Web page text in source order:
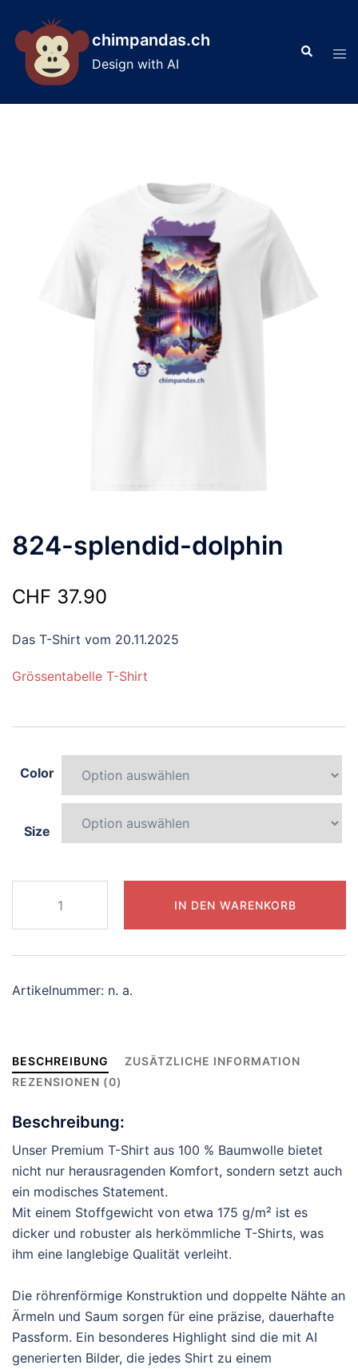
content
chimpandas.ch
Design with AI
Search
824-splendid-dolphin
CHF 37.90
Das T-Shirt vom 20.11.2025
Grössentabelle T-Shirt
Color
Size
splendid-
dolphin
Menge
IN DEN WARENKORB
Artikelnummer: n. a.
BESCHREIBUNG
ZUSÄTZLICHE INFORMATION
REZENSIONEN (0)
Beschreibung:
Unser Premium T-Shirt aus 100 % Baumwolle bietet
nicht nur herausragenden Komfort, sondern setzt auch
ein modisches Statement.
Mit einem Stoffgewicht von etwa 175 g/m² ist es
dicker und robuster als herkömmliche T-Shirts, was
ihm eine langlebige Qualität verleiht.
Die röhrenförmige Konstruktion und doppelte Nähte an
Ärmeln und Saum sorgen für eine präzise, dauerhafte
Passform. Ein besonderes Highlight sind die mit AI
generierten Bilder, die jedes Shirt zu einem